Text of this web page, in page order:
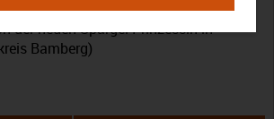
Lehranstalten
der neuen Spargel-Prinzessin in
Bamberg)